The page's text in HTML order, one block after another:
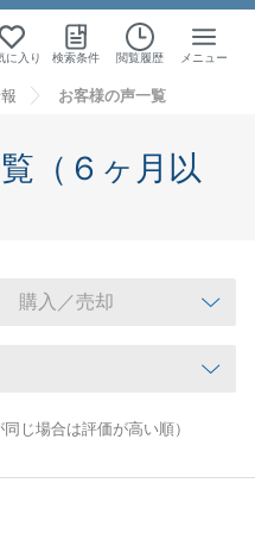
に入り 検索条件 閲覧履歴 メニュー
お客様の声一覧
（６ヶ月以
じ場合は評価が高い順）